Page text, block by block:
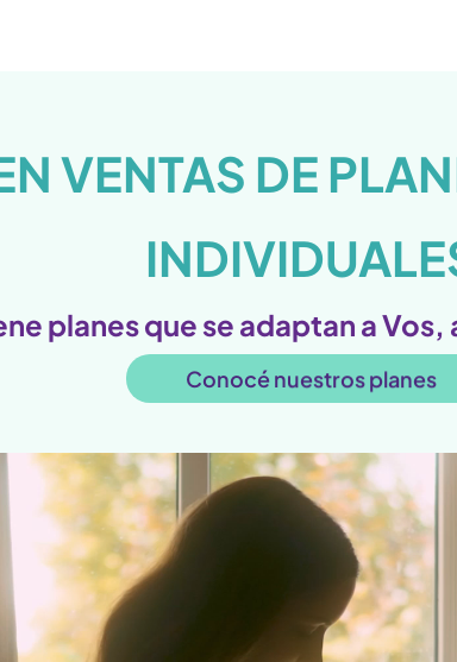
VENTAS DE
planes que se adaptan a
Conocé nuestros planes